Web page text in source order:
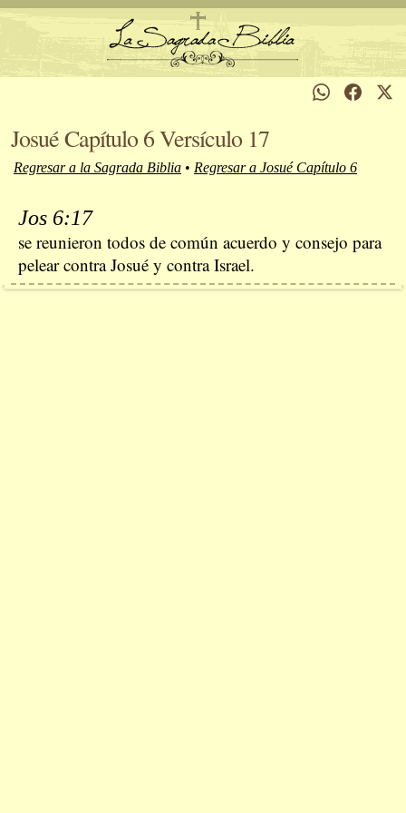
Josué Capítulo 6 Versículo 17
Regresar a la Sagrada Biblia • Regresar a Josué Capítulo 6
Jos 6:17
se reunieron todos de común acuerdo y consejo para
pelear contra Josué y contra Israel.